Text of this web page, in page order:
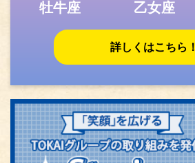
牡牛座 乙女座
詳しくはこちら！